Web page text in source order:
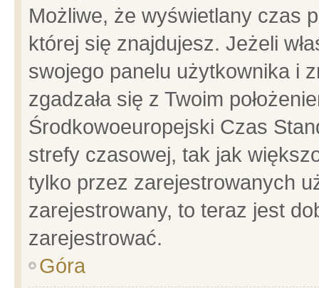
Możliwe, że wyświetlany czas
której się znajdujesz. Jeżeli
swojego panelu użytkownika i
zgadzała się z Twoim
Środkowoeuropejski Czas
strefy czasowej, tak jak
tylko przez zarejestrowanych
zarejestrowany, to teraz jest
zarejestrować.
Góra